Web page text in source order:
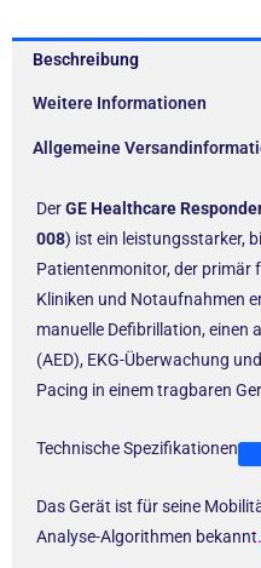
Beschreibung
Weitere Informationen
Allgemeine
DerGE Healthcare
008) ist ein leistungsstarker,
Patientenmonitor, der primär
Kliniken und Notaufnahmen
manuelle Defibrillation, einen
(AED), EKG-Überwachung
Pacing in einem tragbaren
Technische Spezifikationen
Das Gerät ist für seine
Analyse-Algorithmen bekannt.